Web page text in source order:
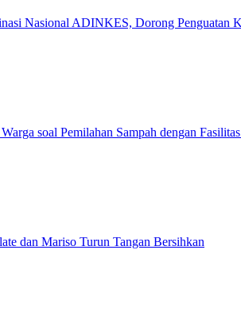
Nasional ADINKES, Dorong Penguatan
soal Pemilahan Sampah dengan
dan Mariso Turun Tangan Bersihkan